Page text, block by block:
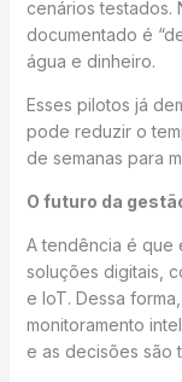
cenários testados.
documentado é
água e dinheiro.
Esses pilotos já
pode reduzir o
de semanas para
O futuro da
A tendência é que
soluções digitais,
e IoT. Dessa
monitoramento
e as decisões são